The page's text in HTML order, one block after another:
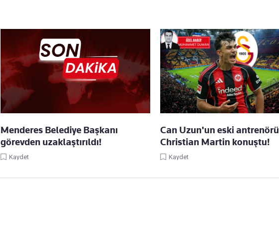
Menderes Belediye Başkanı
görevden uzaklaştırıldı!
Kaydet
Can Uzun'un eski antrenörü
Christian Martin konuştu!
Kaydet